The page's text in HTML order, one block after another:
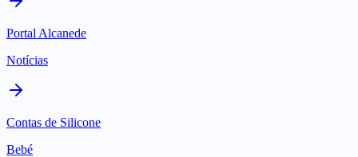
Portal Alcanede
Notícias
Contas de Silicone
Bebé